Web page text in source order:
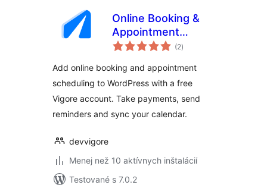
Online Booking &
Appointment
Scheduling – Vigore
(2celkové
hodnotenie
)
Add online booking and appointment
scheduling to WordPress with a free
Vigore account. Take payments, send
reminders and sync your calendar.
devvigore
Menej než 10 aktívnych inštalácií
Testované s 7.0.2